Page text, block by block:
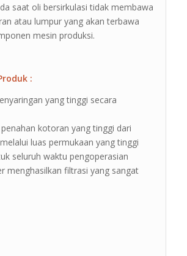
saat oli bersirkulasi tidak membawa
atau lumpur yang akan terbawa
mesin produksi.
:
yang tinggi secara
kotoran yang tinggi dari
luas permukaan yang tinggi
seluruh waktu pengoperasian
menghasilkan filtrasi yang sangat